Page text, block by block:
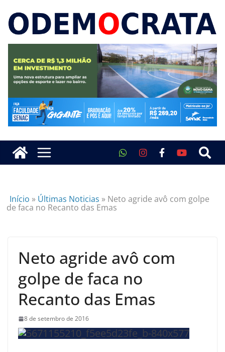
Início » Últimas Noticias » Neto agride avô com golpe
de faca no Recanto das Emas
Neto agride avô com
golpe de faca no
Recanto das Emas
8 de setembro de 2016